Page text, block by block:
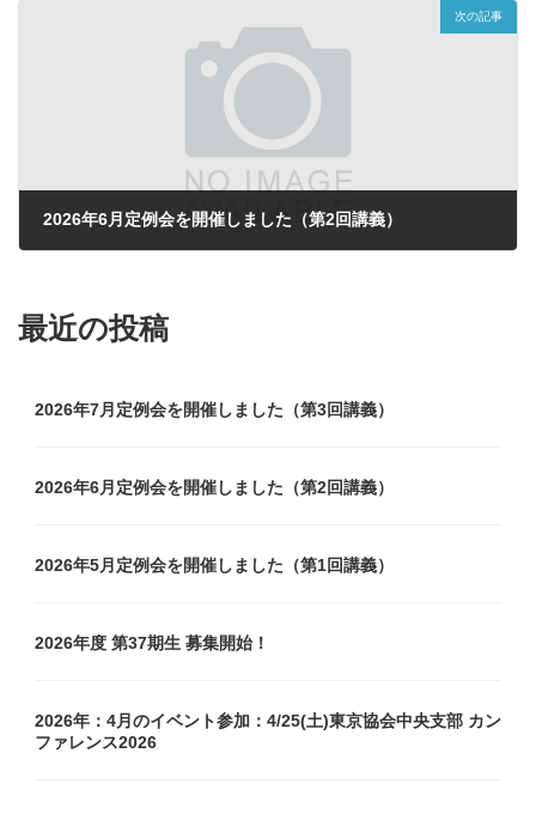
次の記事
2026年6月定例会を開催しました（第2回講義）
最近の投稿
2026年7月定例会を開催しました（第3回講義）
2026年6月定例会を開催しました（第2回講義）
2026年5月定例会を開催しました（第1回講義）
2026年度 第37期生 募集開始！
2026年：4月のイベント参加：4/25(土)東京協会中央支部 カン
ファレンス2026